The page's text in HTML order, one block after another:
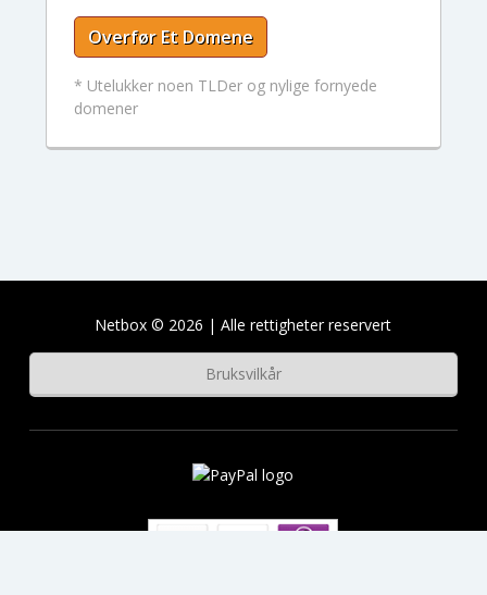
Overfør Et Domene
* Utelukker noen TLDer og nylige fornyede
domener
Netbox © 2026 | Alle rettigheter reservert
Bruksvilkår